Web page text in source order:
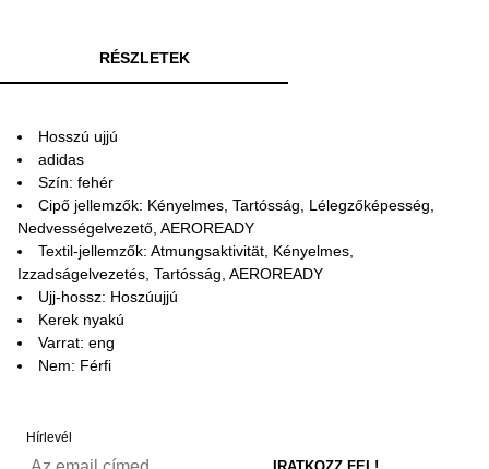
RÉSZLETEK
Hosszú ujjú
adidas
Szín: fehér
Cipő jellemzők: Kényelmes, Tartósság, Lélegzőképesség,
Nedvességelvezető, AEROREADY
Textil-jellemzők: Atmungsaktivität, Kényelmes,
Izzadságelvezetés, Tartósság, AEROREADY
Ujj-hossz: Hoszúujjú
Kerek nyakú
Varrat: eng
Nem: Férfi
Hírlevél